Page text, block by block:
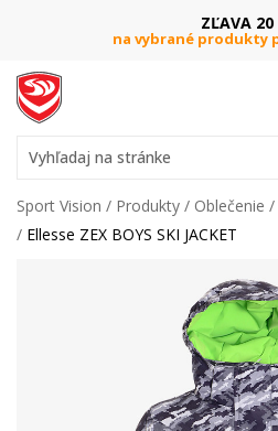
ZĽAVA 20
na vybrané produkty
Vyhľadaj na stránke
Sport Vision Produkty Oblečenie
Ellesse ZEX BOYS SKI JACKET